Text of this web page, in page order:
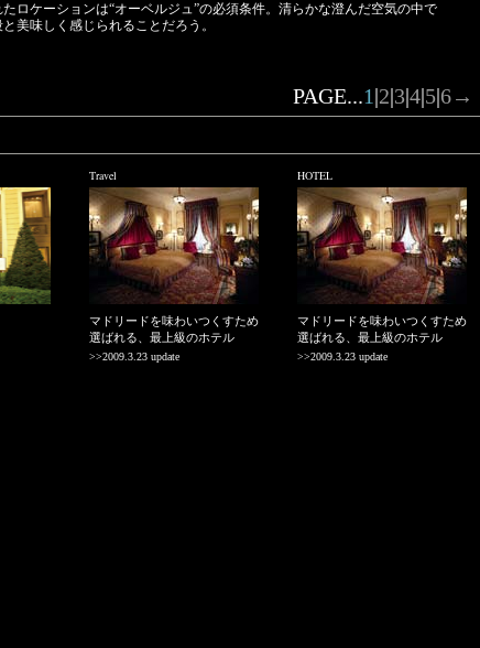
ロケーションは“オーベルジュ”の必須条件。清らかな澄んだ空気の中で
美味しく感じられることだろう。
PAGE...1|2|3|4|5|6→
Travel
マドリードを味わいつくすため
選ばれる、最上級のホテル
>>2009.3.23 update
HOTEL
マドリードを味わいつくすため
選ばれる、最上級のホテル
>>2009.3.23 update